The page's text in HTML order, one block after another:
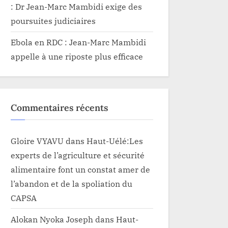
: Dr Jean-Marc Mambidi exige des
poursuites judiciaires
Ebola en RDC : Jean-Marc Mambidi
appelle à une riposte plus efficace
Commentaires récents
Gloire VYAVU dans Haut-Uélé:Les
experts de l’agriculture et sécurité
alimentaire font un constat amer de
l’abandon et de la spoliation du
CAPSA
Alokan Nyoka Joseph dans Haut-